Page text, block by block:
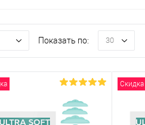
Показать по: 30
Скидка